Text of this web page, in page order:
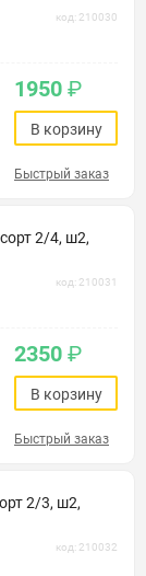
код: 210030
1950 ₽
В корзину
Быстрый заказ
2/4, ш2,
код: 210031
2350 ₽
В корзину
Быстрый заказ
2/3, ш2,
код: 210032